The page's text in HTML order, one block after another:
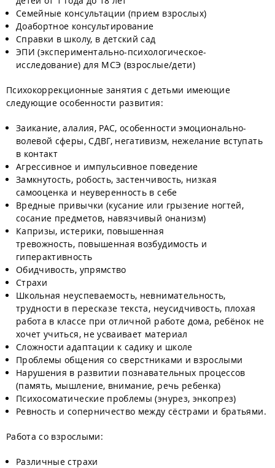
Семейные консультации (прием взрослых)
Доабортное консультирование
Справки в школу, в детский сад
ЭПИ (экспериментально-психологическое-
исследование) для МСЭ (взрослые/дети)
Психокоррекционные занятия с детьми имеющие
следующие особенности развития:
Заикание, алалия, РАС, особенности эмоционально-
волевой сферы, СДВГ, негативизм, нежелание вступать
в контакт
Агрессивное и импульсивное поведение
Замкнутость, робость, застенчивость, низкая
самооценка и неуверенность в себе
Вредные привычки (кусание или грызение ногтей,
сосание предметов, навязчивый онанизм)
Капризы, истерики, повышенная
тревожность, повышенная возбудимость и
гиперактивность
Обидчивость, упрямство
Страхи
Школьная неуспеваемость, невнимательность,
трудности в пересказе текста, неусидчивость, плохая
работа в классе при отличной работе дома, ребёнок не
хочет учиться, не усваивает материал
Сложности адаптации к садику и школе
Проблемы общения со сверстниками и взрослыми
Нарушения в развитии познавательных процессов
(память, мышление, внимание, речь ребенка)
Психосоматические проблемы (энурез, энкопрез)
Ревность и соперничество между сёстрами и братьями.
Работа со взрослыми:
Различные страхи